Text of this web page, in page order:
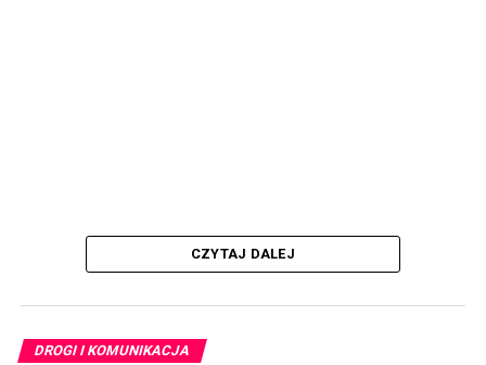
CZYTAJ DALEJ
DROGI I KOMUNIKACJA